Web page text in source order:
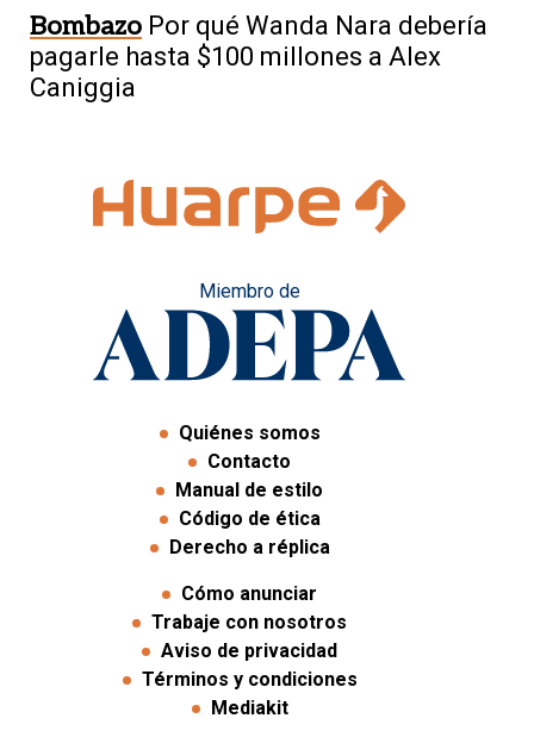
Bombazo Por qué Wanda Nara debería
pagarle hasta $100 millones a Alex
Caniggia
Miembro de
Quiénes somos
Contacto
Manual de estilo
Código de ética
Derecho a réplica
Cómo anunciar
Trabaje con nosotros
Aviso de privacidad
Términos y condiciones
Mediakit